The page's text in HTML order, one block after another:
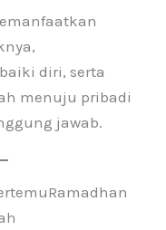
diri, serta
menuju pribadi
jawab.